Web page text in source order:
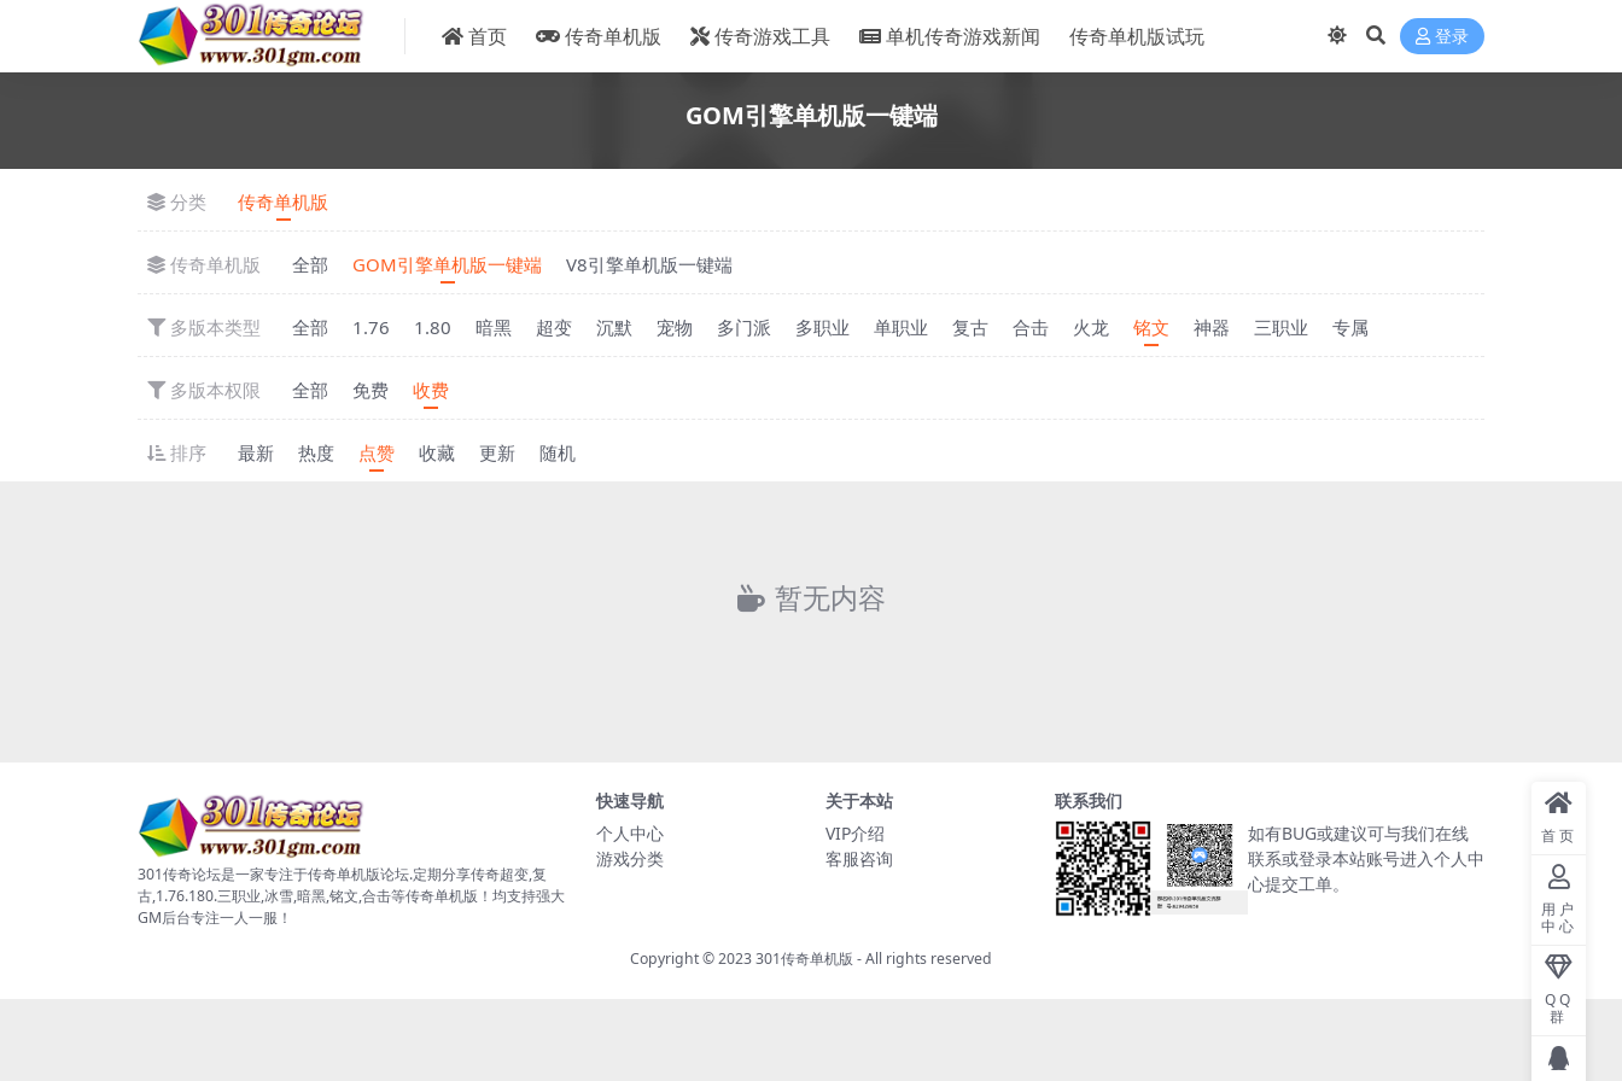
首页 传奇单机版 传奇游戏工具 单机传奇游戏新闻 传奇单机版试玩 登录
GOM引擎单机版一键端
分类 传奇单机版
传奇单机版 全部 GOM引擎单机版一键端 V8引擎单机版一键端
多版本类型 全部 1.76 1.80 暗黑 超变 沉默 宠物 多门派 多职业 单职业 复古 合击 火龙 铭文 神器 三职业 专属
多版本权限 全部 免费 收费
排序 最新 热度 点赞 收藏 更新 随机
暂无内容
301传奇论坛是一家专注于传奇单机版论坛.定期分享传奇超变,复
古,1.76.180.三职业,冰雪,暗黑,铭文,合击等传奇单机版！均支持强大
GM后台专注一人一服！
快速导航
个人中心
游戏分类
关于本站
VIP介绍
客服咨询
联系我们
如有BUG或建议可与我们在线
联系或登录本站账号进入个人中
心提交工单。
Copyright © 2023301传奇单机版 - All rights reserved
首页
用户
中心
QQ
群